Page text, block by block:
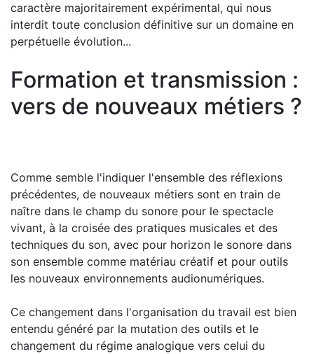
caractère majoritairement expérimental, qui nous
interdit toute conclusion définitive sur un domaine en
perpétuelle évolution...
Formation et transmission :
vers de nouveaux métiers ?
Comme semble l'indiquer l'ensemble des réflexions
précédentes, de nouveaux métiers sont en train de
naître dans le champ du sonore pour le spectacle
vivant, à la croisée des pratiques musicales et des
techniques du son, avec pour horizon le sonore dans
son ensemble comme matériau créatif et pour outils
les nouveaux environnements audionumériques.
Ce changement dans l'organisation du travail est bien
entendu généré par la mutation des outils et le
changement du régime analogique vers celui du